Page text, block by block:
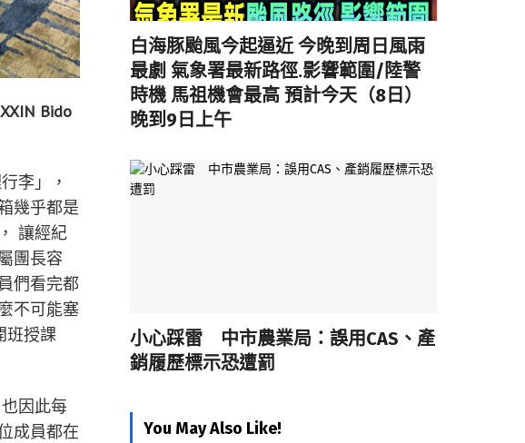
Bido
李」，
幾乎都是
讓經紀
團長容
們看完都
不可能塞
班授課
因此每
成員都在
白海豚颱風今起逼近 今晚到周日風雨
最劇 氣象署最新路徑.影響範圍/陸警
時機 馬祖機會最高 預計今天（8日）
晚到9日上午
小心踩雷 中市農業局：誤用CAS、產
銷履歷標示恐遭罰
You May Also Like!